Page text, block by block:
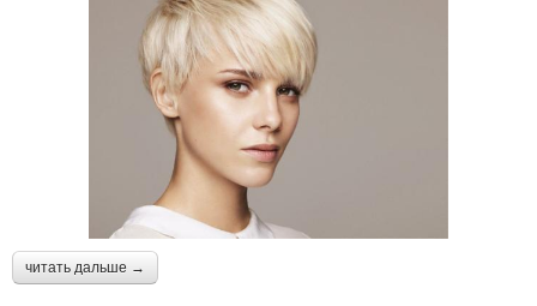
читать дальше →